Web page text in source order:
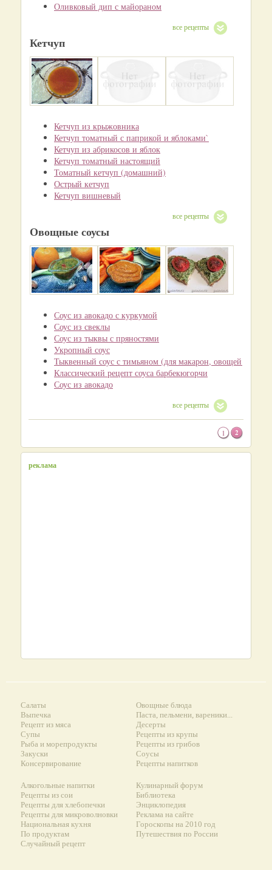
Оливковый дип с майораном
все рецепты
Кетчуп
Кетчуп из крыжовника
Кетчуп томатный с паприкой и яблоками`
Кетчуп из абрикосов и яблок
Кетчуп томатный настоящий
Томатный кетчуп (домашний)
Острый кетчуп
Кетчуп вишневый
все рецепты
Овощные соусы
Соус из авокадо с куркумой
Соус из свеклы
Соус из тыквы с пряностями
Укропный соус
Тыквенный соус с тимьяном (для макарон, овощей и мяса)
Классический рецепт соуса барбекюгорчи
Соус из авокадо
все рецепты
1 2
реклама
Салаты
Выпечка
Рецепт из мяса
Супы
Рыба и морепродукты
Закуски
Консервирование
Овощные блюда
Паста, пельмени, вареники...
Десерты
Рецепты из крупы
Рецепты из грибов
Соусы
Рецепты напитков
Алкогольные напитки
Рецепты из сои
Рецепты для хлебопечки
Рецепты для микроволновки
Национальная кухня
По продуктам
Случайный рецепт
Кулинарный форум
Библиотека
Энциклопедия
Реклама на сайте
Гороскопы на 2010 год
Путешествия по России